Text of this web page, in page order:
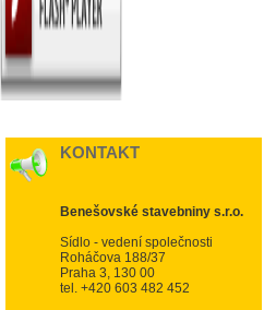
KONTAKT
Benešovské stavebniny s.r.o.
Sídlo - vedení společnosti
Roháčova 188/37
Praha 3, 130 00
tel. +420 603 482 452